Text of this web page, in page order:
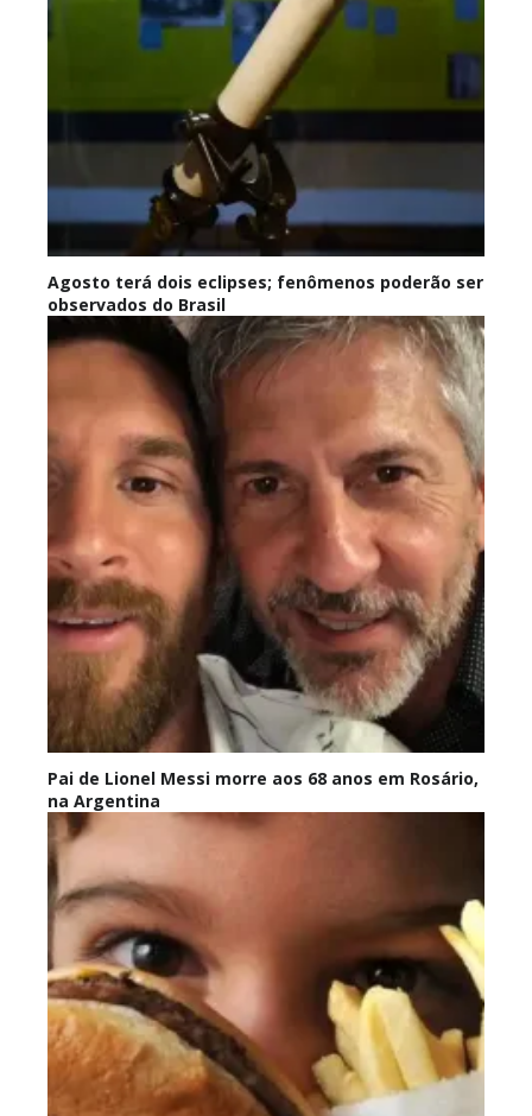
Agosto terá dois eclipses; fenômenos poderão ser
observados do Brasil
Pai de Lionel Messi morre aos 68 anos em Rosário,
na Argentina